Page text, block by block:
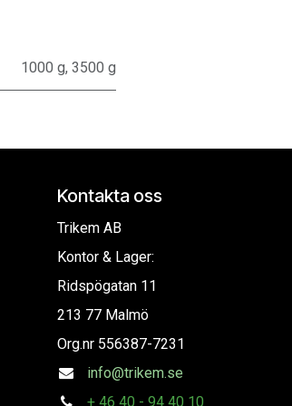
1000 g, 3500 g
Kontakta oss
Trikem AB
Kontor & Lager:
Ridspögatan 11
213 77 Malmö
Org.nr 556387-7231
info@trikem.se
+ 46 40 - 94 40 10